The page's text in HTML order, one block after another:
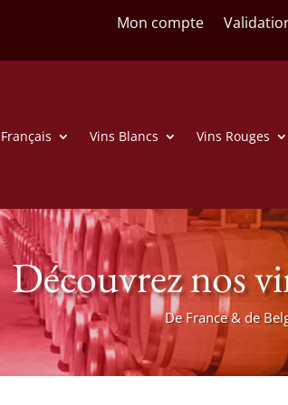
Mon compte
Vins Blancs Vins Rouges
Découvrez nos
De France & de